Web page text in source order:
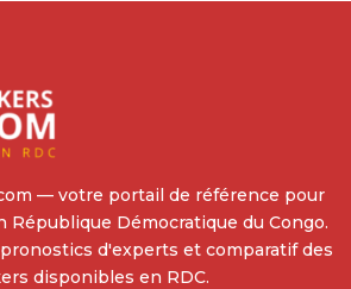
— votre portail de référence pour
République Démocratique du Congo.
d'experts et comparatif des
disponibles en RDC.